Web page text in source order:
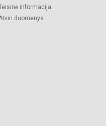
informacija
duomenys